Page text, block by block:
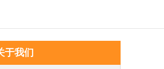
于我们